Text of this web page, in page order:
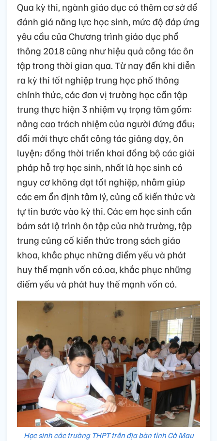
Qua kỳ thi, ngành giáo dục có thêm cơ sở để
đánh giá năng lực học sinh, mức độ đáp ứng
yêu cầu của Chương trình giáo dục phổ
thông 2018 cũng như hiệu quả công tác ôn
tập trong thời gian qua. Từ nay đến khi diễn
ra kỳ thi tốt nghiệp trung học phổ thông
chính thức, các đơn vị trường học cần tập
trung thực hiện 3 nhiệm vụ trọng tâm gồm:
nâng cao trách nhiệm của người đứng đầu;
đổi mới thực chất công tác giảng dạy, ôn
luyện; đồng thời triển khai đồng bộ các giải
pháp hỗ trợ học sinh, nhất là học sinh có
nguy cơ không đạt tốt nghiệp, nhằm giúp
các em ổn định tâm lý, củng cố kiến thức và
tự tin bước vào kỳ thi. Các em học sinh cần
bám sát lộ trình ôn tập của nhà trường, tập
trung củng cố kiến thức trong sách giáo
khoa, khắc phục những điểm yếu và phát
huy thế mạnh vốn có.oa, khắc phục những
điểm yếu và phát huy thế mạnh vốn có.
Học sinh các trường THPT trên địa bàn tỉnh Cà Mau